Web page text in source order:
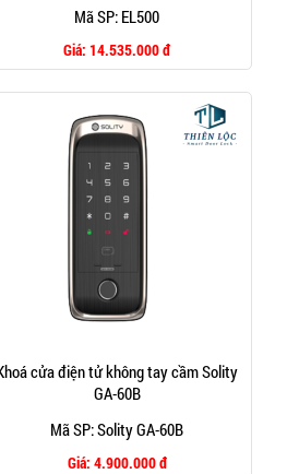
Mã SP: EL500
Giá: 14.535.000 đ
cửa điện tử không tay cầm Solity
GA-60B
Mã SP: Solity GA-60B
Giá: 4.900.000 đ